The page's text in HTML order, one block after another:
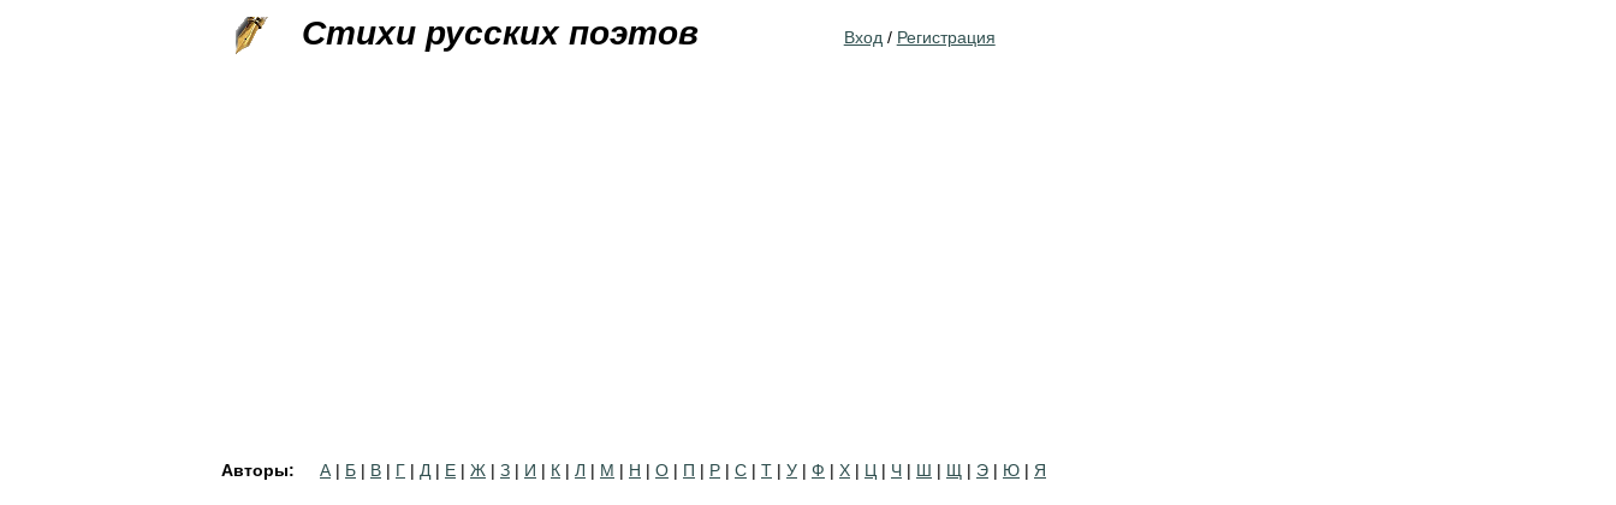
Стихи русских поэтов Вход / Регистрация
Авторы: А | Б | В | Г | Д | Е | Ж | З | И | К | Л | М | Н | О | П | Р | С | Т | У | Ф | Х | Ц | Ч | Ш | Щ | Э | Ю | Я